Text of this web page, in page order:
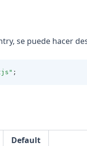
se puede hacer
;
Default